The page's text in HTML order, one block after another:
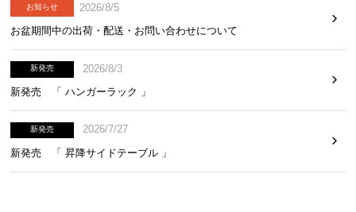
お知らせ
2026/8/5
お盆期間中の出荷・配送・お問い合わせについて
新発売
2026/8/3
新発売 「 ハンガーラック 」
新発売
2026/7/27
新発売 「 昇降サイドテーブル 」